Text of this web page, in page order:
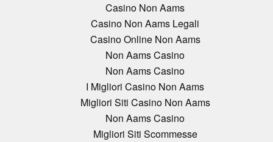
Casino Non Aams
Casino Non Aams Legali
Casino Online Non Aams
Non Aams Casino
Non Aams Casino
I Migliori Casino Non Aams
Migliori Siti Casino Non Aams
Non Aams Casino
Migliori Siti Scommesse